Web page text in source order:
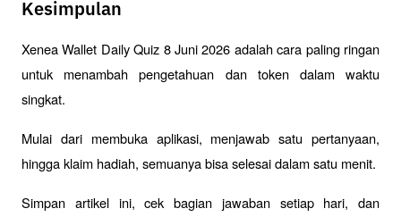
Kesimpulan
Xenea Wallet Daily Quiz 8 Juni 2026 adalah cara paling ringan
untuk menambah pengetahuan dan token dalam waktu
singkat.
Mulai dari membuka aplikasi, menjawab satu pertanyaan,
hingga klaim hadiah, semuanya bisa selesai dalam satu menit.
Simpan artikel ini, cek bagian jawaban setiap hari, dan